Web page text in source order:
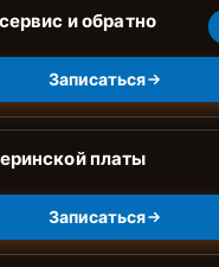
и обратно
Записаться
платы
Записаться